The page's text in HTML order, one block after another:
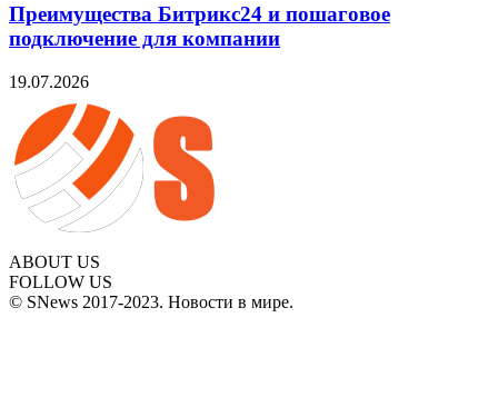
Преимущества Битрикс24 и пошаговое
подключение для компании
19.07.2026
ABOUT US
FOLLOW US
© SNews 2017-2023. Новости в мире.